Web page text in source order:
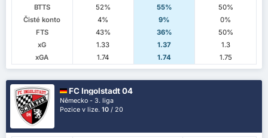
BTTS
52% 55%
50%
Čisté konto
4% 9%
0%
FTS
43% 36%
50%
xG
1.33 1.37
1.3
xGA
1.74 1.74 1.75
FC Ingolstadt 04
Německo - 3. liga
Pozice v lize.10 / 20